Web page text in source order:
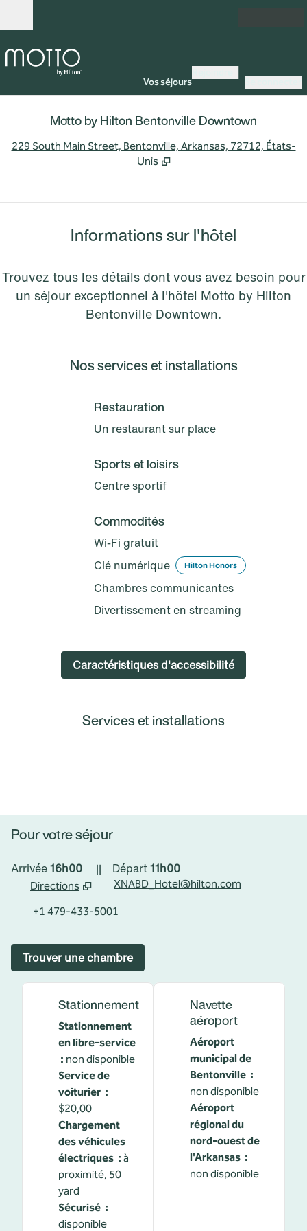
Ouverture
Vos séjours
Motto by Hilton Bentonville Downtown
229 South Main Street, Bentonville, Arkansas, 72712, États-
Unis
Informations sur l'hôtel
Trouvez tous les détails dont vous avez besoin pour
un séjour exceptionnel à l'hôtel Motto by Hilton
Bentonville Downtown.
Nos services et installations
Restauration
Un restaurant sur place
Sports et loisirs
Centre sportif
Commodités
Wi-Fi gratuit
Clé numérique
Hilton Honors
Chambres communicantes
Divertissement en streaming
Caractéristiques d'accessibilité
Services et installations
CENTRE SPORTIF
Pour votre séjour
Arrivée16h00 || Départ11h00
Directions
ouvre un nouvel onglet
XNABD_Hotel@hilton.com
+1 479-433-5001
Trouver une chambre
Stationnement
Stationnement
en libre-service
: non disponible
Service de
voiturier :
$20,00
Chargement
des véhicules
électriques : à
proximité, 50
yard
Sécurisé :
disponible
Navette
aéroport
Aéroport
municipal de
Bentonville :
non disponible
Aéroport
régional du
nord-ouest de
l'Arkansas :
non disponible